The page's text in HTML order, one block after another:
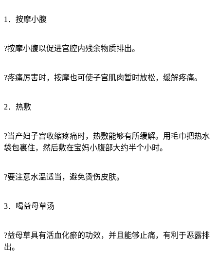
1．按摩小腹
?按摩小腹以促进宫腔内残余物质排出。
?疼痛厉害时，按摩也可使子宫肌肉暂时放松，缓解疼痛。
2．热敷
?当产妇子宫收缩疼痛时，热敷能够有所缓解。用毛巾把热水
袋包裏住，然后敷在宝妈小腹部大约半个小时。
?要注意水温适当，避免烫伤皮肤。
3．喝益母草汤
?益母草具有活血化瘀的功效，并且能够止痛，有利于恶露排
出。